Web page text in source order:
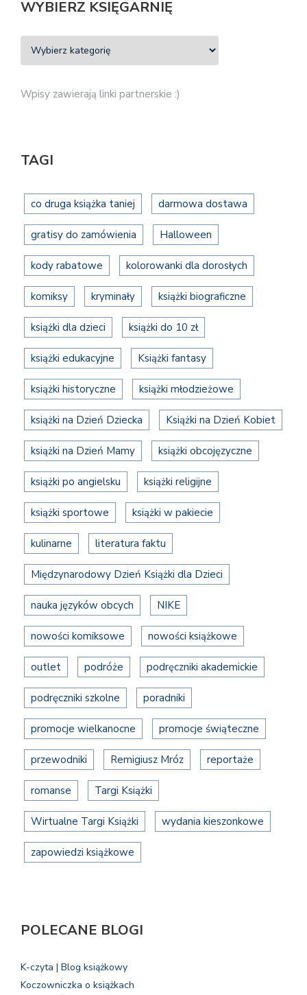
WYBIERZ KSIĘGARNIĘ
Wpisy zawierają linki partnerskie :)
TAGI
co druga książka taniej darmowa dostawa
gratisy do zamówienia Halloween
kody rabatowe kolorowanki dla dorosłych
komiksy kryminały książki biograficzne
książki dla dzieci książki do 10 zł
książki edukacyjne Książki fantasy
książki historyczne książki młodzieżowe
książki na Dzień Dziecka Książki na Dzień Kobiet
książki na Dzień Mamy książki obcojęzyczne
książki po angielsku książki religijne
książki sportowe książki w pakiecie
kulinarne literatura faktu
Międzynarodowy Dzień Książki dla Dzieci
nauka języków obcych NIKE
nowości komiksowe nowości książkowe
outlet podróże podręczniki akademickie
podręczniki szkolne poradniki
promocje wielkanocne promocje świąteczne
przewodniki Remigiusz Mróz reportaże
romanse Targi Książki
Wirtualne Targi Książki wydania kieszonkowe
zapowiedzi książkowe
POLECANE BLOGI
K-czyta | Blog książkowy
Koczowniczka o książkach